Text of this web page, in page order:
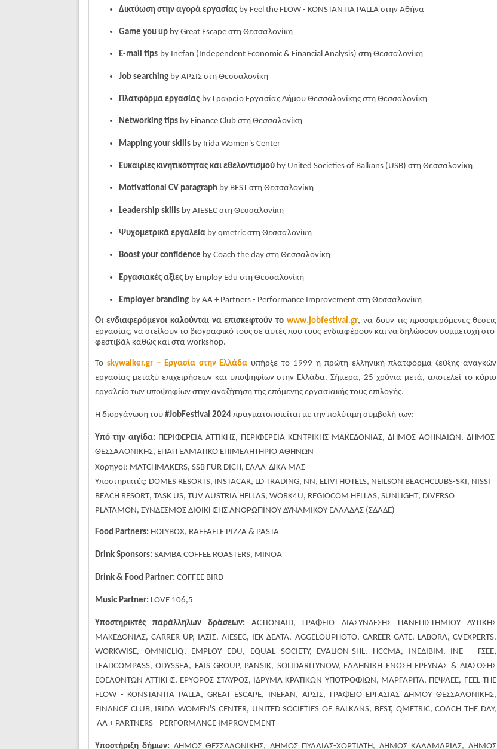
Δικτύωση στην αγορά εργασίαςby Feel the FLOW - KONSTANTIA PALLA στην Αθήνα
Game you upby Great Escape στη Θεσσαλονίκη
E-mail tips by Inefan (Independent Economic & Financial Analysis) στη Θεσσαλονίκη
Job searching by ΑΡΣΙΣστη Θεσσαλονίκη
Πλατφόρμα εργασίας byΓραφείο Εργασίας Δήμου Θεσσαλονίκης στη Θεσσαλονίκη
Networking tips by Finance Club στη Θεσσαλονίκη
Mapping your skillsby Irida Women's Center
Ευκαιρίες κινητικότητας και εθελοντισμού by United Societies of Balkans (USB) στη Θεσσαλονίκη
Motivational CV paragraph by BESTστη Θεσσαλονίκη
Leadership skills by AIESEC στη Θεσσαλονίκη
Ψυχομετρικά εργαλεία by qmetric στη Θεσσαλονίκη
Boost your confidence by Coach the day στη Θεσσαλονίκη
Εργασιακές αξίες by Employ Edu στη Θεσσαλονίκη
Employer branding by AA + Partners - Performance Improvement στη Θεσσαλονίκη
Οι ενδιαφερόμενοι καλούνται να επισκεφτούν τοwww.jobfestival .gr, να δουν τις προσφερόμενες θέσεις
εργασίας, να στείλουν το βιογραφικό τους σε αυτές που τους ενδιαφέρουν και να δηλώσουν συμμετοχή στο
φεστιβάλ καθώς και στα workshop.
Το skywalker.gr – Εργασία στην Ελλάδα υπήρξε το 1999 η πρώτη ελληνική πλατφόρμα ζεύξης αναγκών
εργασίας μεταξύ επιχειρήσεων και υποψηφίων στην Ελλάδα. Σήμερα, 25 χρόνια μετά, αποτελεί το κύριο
εργαλείο των υποψηφίων στην αναζήτηση της επόμενης εργασιακής τους επιλογής.
Η διοργάνωση του #JobFestival 2024πραγματοποιείται με την πολύτιμη συμβολή των:
Υπό την αιγίδα: ΠΕΡΙΦΕΡΕΙΑ ΑΤΤΙΚΗΣ, ΠΕΡΙΦΕΡΕΙΑ ΚΕΝΤΡΙΚΗΣ ΜΑΚΕΔΟΝΙΑΣ, ΔΗΜΟΣ ΑΘΗΝΑΙΩΝ, ΔΗΜΟΣ
ΘΕΣΣΑΛΟΝΙΚΗΣ, ΕΠΑΓΓΕΛΜΑΤΙΚΟ ΕΠΙΜΕΛΗΤΗΡΙΟ ΑΘΗΝΩΝ
Χορηγοί: MATCHMAKERS, SSB FUR DICH , ΕΛΛΑ-ΔΙΚΑ ΜΑΣ
Υποστηρικτές: DOMES RESORTS, INSTACAR, LD TRADING, NN , ELIVI HOTELS, NEILSON BEACHCLUBS-SKI , NISSI
BEACH RESORT, TASK US, TÜV AUSTRIA HELLAS, WORK4U, REGIOCOM HELLAS, SUNLIGHT, DIVERSO
PLATAMON , ΣΥΝΔΕΣΜΟΣ ΔΙΟΙΚΗΣΗΣ ΑΝΘΡΩΠΙΝΟΥ ΔΥΝΑΜΙΚΟΥ ΕΛΛΑΔΑΣ (ΣΔΑΔΕ)
Food Partners: HOLYBOX, RAFFAELE PIZZA & PASTA
Drink Sponsors: SAMBA COFFEE ROASTERS, ΜΙΝΟΑ
Drink & Food Partner: COFFEE BIRD
Music Partner: LOVE 106,5
Υποστηρικτές παράλληλων δράσεων:ACTIONAID, ΓΡΑΦΕΙΟ ΔΙΑΣΥΝΔΕΣΗΣ ΠΑΝΕΠΙΣΤΗΜΙΟΥ
ΔΥΤΙΚΗΣ
ΜΑΚΕΔΟΝΙΑΣ, CARRER UP, ΙΑΣΙΣ,AIESEC, ΙΕΚ ΔΕΛΤΑ, AGGELOUPHOTO, CAREER GATE, LABORA, CVEXPERTS,
WORKWISE, OMNICLIQ,
EMPLOY EDU, EQUAL SOCIETY, EVALION-SHL, HCCMA, I ΝΕΔΙΒΙΜ , ΙΝΕ – ΓΣΕΕ,
LEADCOMPASS, ODYSSEA, FAIS GROUP, PANSIK, SOLIDARITYNOW, ΕΛΛΗΝΙΚΗ EΝΩΣΗ ΕΡΕΥΝΑΣ & ΔΙΑΣΩΣΗΣ
ΕΘΕΛΟΝΤΩΝ ΑΤΤΙΚΗΣ, ΕΡΥΘΡΟΣ ΣΤΑΥΡΟΣ, ΙΔΡΥΜΑ ΚΡΑΤΙΚΩΝ ΥΠΟΤΡΟΦΙΩΝ , ΜΑΡΓΑΡΙΤΑ, ΠΕΨΑΕΕ, FEEL THE
FLOW - KONSTANTIA PALLA, GREAT ESCAPE, INEFAN, ΑΡΣΙΣ,
ΓΡΑΦΕΙΟ ΕΡΓΑΣΙΑΣ ΔΗΜΟΥ ΘΕΣΣΑΛΟΝΙΚΗΣ,
FINANCE CLUB, IRIDA WOMEN'S CENTER, UNITED SOCIETIES OF BALKANS, BEST, QMETRIC, COACH THE DAY,
AA + PARTNERS - PERFORMANCE IMPROVEMENT
Υποστήριξη δήμων: ΔΗΜΟΣ ΘΕΣΣΑΛΟΝΙΚΗΣ, ΔΗΜΟΣ ΠΥΛΑΙΑΣ-ΧΟΡΤΙΑΤΗ, ΔΗΜΟΣ ΚΑΛΑΜΑΡΙΑΣ, ΔΗΜΟΣ